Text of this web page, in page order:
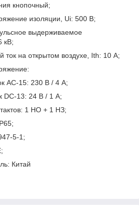
кнопочный;
изоляции, Ui: 500 В;
выдерживаемое
кВ;
ток на открытом воздухе, Ith: 10 А;
AC-15: 230 В / 4 А;
DC-13: 24 В / 1 А;
1 НО + 1 НЗ;
5-1;
Китай